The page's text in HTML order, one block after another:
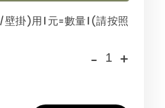
掛)用1元=數量1(請按照
- +